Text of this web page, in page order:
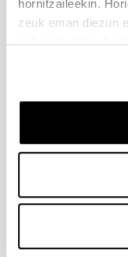
hornitzaileekin.
zeuk eman diezun
eskuratu duten